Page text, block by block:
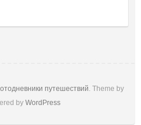
путешествий. Theme by
by WordPress